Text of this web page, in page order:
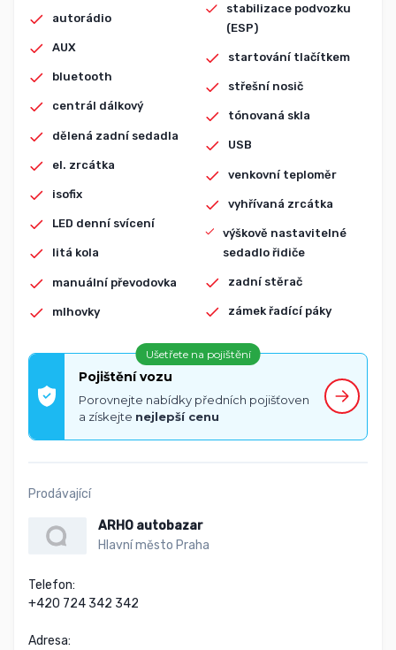
autorádio
AUX
bluetooth
centrál dálkový
dělená zadní sedadla
el. zrcátka
isofix
LED denní svícení
litá kola
manuální převodovka
mlhovky
stabilizace podvozku
(ESP)
startování tlačítkem
střešní nosič
tónovaná skla
USB
venkovní teploměr
vyhřívaná zrcátka
výškově nastavitelné
sedadlo řidiče
zadní stěrač
zámek řadící páky
Ušetřete na pojištění
Pojištění vozu
Porovnejte nabídky předních pojišťoven
a získejte nejlepší cenu
Prodávající
ARHO autobazar
Hlavní město Praha
Telefon:
+420 724 342 342
Adresa: